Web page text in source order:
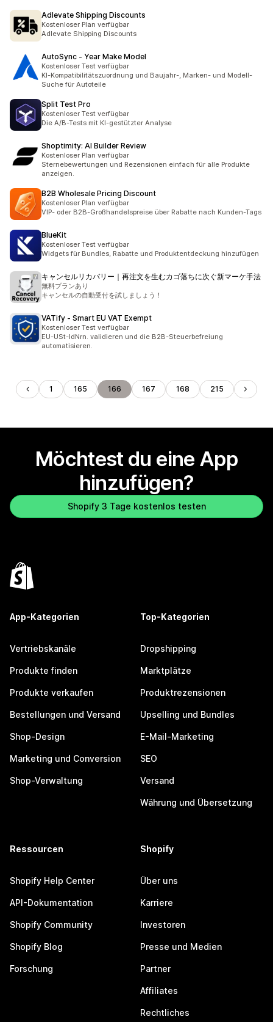
Adlevate Shipping Discounts
Kostenloser Plan verfügbar
Adlevate Shipping Discounts
AutoSync ‑ Year Make Model
Kostenloser Test verfügbar
KI-Kompatibilitätszuordnung und Baujahr-, Marken- und Modell-
Suche für Autoteile
Split Test Pro
Kostenloser Test verfügbar
Die A/B-Tests mit KI-gestützter Analyse
Shoptimity: AI Builder Review
Kostenloser Plan verfügbar
Sternebewertungen und Rezensionen einfach für alle Produkte
anzeigen.
B2B Wholesale Pricing Discount
Kostenloser Plan verfügbar
VIP- oder B2B-Großhandelspreise über Rabatte nach Kunden-Tags
BlueKit
Kostenloser Test verfügbar
Widgets für Bundles, Rabatte und Produktentdeckung hinzufügen
キャンセルリカバリー｜再注文を生むカゴ落ちに次ぐ新マーケ手法
無料プランあり
キャンセルの自動受付を試しましょう！
VATify ‑ Smart EU VAT Exempt
Kostenloser Test verfügbar
EU-USt-IdNrn. validieren und die B2B-Steuerbefreiung
automatisieren.
1 165 166 167 168 215
Möchtest du eine App
hinzufügen?
Shopify 3 Tage kostenlos testen
App-Kategorien
Vertriebskanäle
Produkte finden
Produkte verkaufen
Bestellungen und Versand
Shop-Design
Marketing und Conversion
Shop-Verwaltung
Top-Kategorien
Dropshipping
Marktplätze
Produktrezensionen
Upselling und Bundles
E-Mail-Marketing
SEO
Versand
Währung und Übersetzung
Ressourcen
Shopify Help Center
API-Dokumentation
Shopify Community
Shopify Blog
Forschung
Shopify
Über uns
Karriere
Investoren
Presse und Medien
Partner
Affiliates
Rechtliches